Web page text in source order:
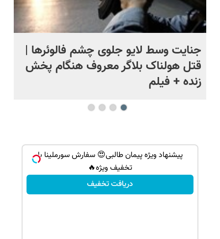
جنایت وسط لایو جلوی چشم فالوئرها |
قتل هولناک بلاگر معروف هنگام پخش
زنده + فیلم
پیشنهاد ویژه پیمان طالبی😍 سفارش سورملینا با
تخفیف ویژه🔥
دریافت تخفیف